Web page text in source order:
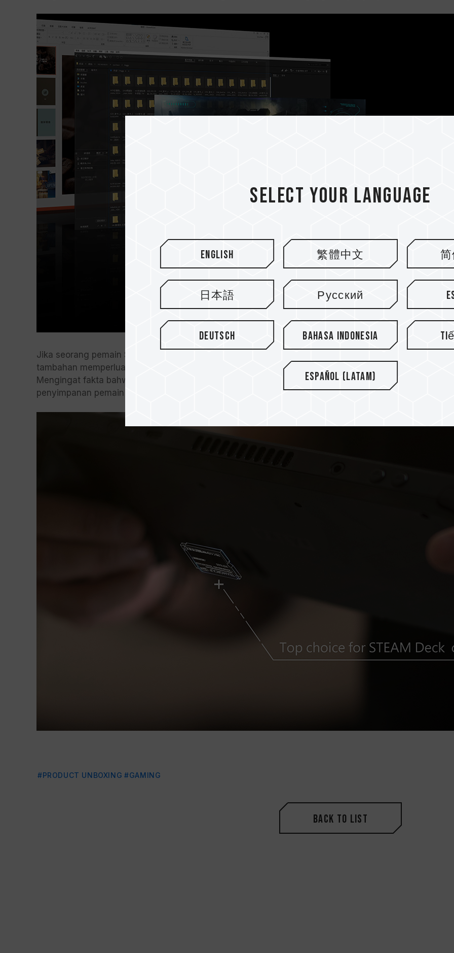
Jika seorang pemain Steam Deck memilih untuk mengupgrade SSD konsol mereka dengan
tambahan memperluas penyimpanan menggunakan Kartu T-FORCE Gaming A2 1TB, mereka akan
Mengingat fakta bahwa setiap game 3A biasanya membutuhkan hingga 100GB, ekspansi ini akan
penyimpanan pemain Steam Deck!
#PRODUCT UNBOXING #GAMING
Back to List
Select your language
English 繁體中文
日本語 Русский
Deutsch Bahasa Indonesia
Español (Latam)